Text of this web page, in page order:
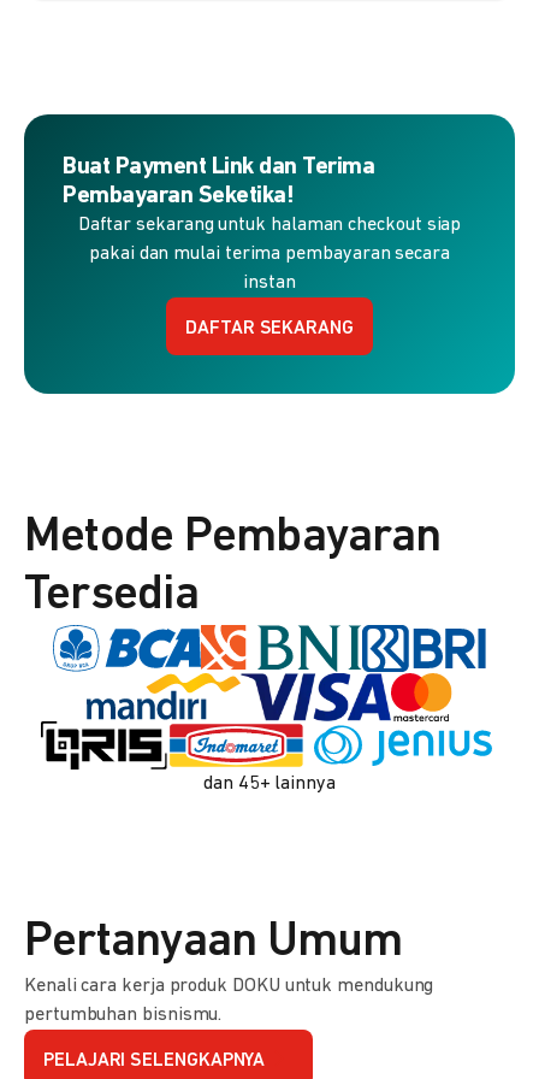
Buat Payment Link dan Terima
Pembayaran Seketika!
Daftar sekarang untuk halaman checkout siap
pakai dan mulai terima pembayaran secara
instan
DAFTAR SEKARANG
Metode Pembayaran
Tersedia
dan 45+ lainnya
Pertanyaan Umum
Kenali cara kerja produk DOKU untuk mendukung
pertumbuhan bisnismu.
PELAJARI SELENGKAPNYA